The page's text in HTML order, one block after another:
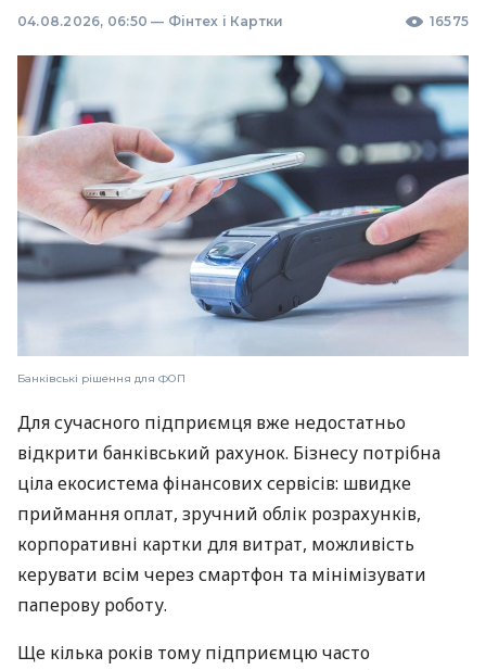
04.08.2026, 06:50 — Фінтех і Картки 16575
Банківські рішення для ФОП
Для сучасного підприємця вже недостатньо
відкрити банківський рахунок. Бізнесу потрібна
ціла екосистема фінансових сервісів: швидке
приймання оплат, зручний облік розрахунків,
корпоративні картки для витрат, можливість
керувати всім через смартфон та мінімізувати
паперову роботу.
Ще кілька років тому підприємцю часто